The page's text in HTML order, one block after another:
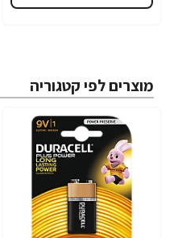
מוצרים לפי קטגוריה